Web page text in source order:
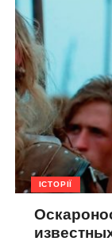
ІСТОРІЇ